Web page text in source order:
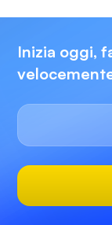
Inizia oggi,